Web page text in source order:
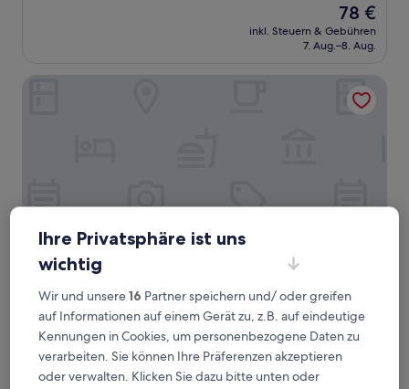
Bewertungen)
Der
Preis
beträgt
78 €
inkl. Steuern & Gebühren
7. Aug.–8. Aug.
Ferienhof Domäne Groschwitz
Ferienhof Domäne Groschwitz
Rudolstadt
8.0
von
10,
8,0/10 Sehr gut (6 Bewertungen)
Ihre Privatsphäre ist uns
wichtig
Wir und unsere16 Partner speichern und/ oder greifen
auf Informationen auf einem Gerät zu, z.B. auf eindeutige
Kennungen in Cookies, um personenbezogene Daten zu
verarbeiten. Sie können Ihre Präferenzen akzeptieren
oder verwalten. Klicken Sie dazu bitte unten oder